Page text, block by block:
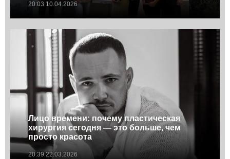
20:03 10.04.2026
Лицо времени: почему пластическая
хирургия сегодня — это больше, чем
просто красота
20:39 22.03.2026